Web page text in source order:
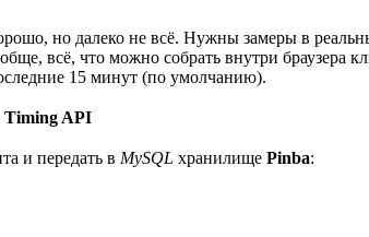
но далеко не всё. Нужны замеры в
всё, что можно собрать внутри браузера
15 минут (по умолчанию).
Timing API
и передать в MySQL хранилище Pinba: